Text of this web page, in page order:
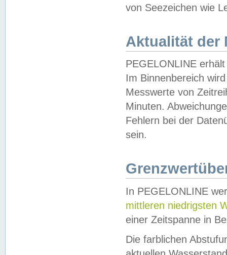
von Seezeichen wie
Aktualität der
PEGELONLINE
Im Binnenbereich
Messwerte von
Minuten.
Fehlern bei der
sein.
In PEGELONLINE
mittleren niedrigsten
einer Zeitspanne in
Die farblichen